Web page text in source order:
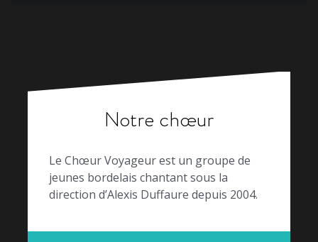
Notre chœur
Le Chœur Voyageur est un groupe de
jeunes bordelais chantant sous la
direction d’Alexis Duffaure depuis 2004.